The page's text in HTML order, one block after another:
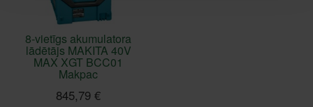
8-vietīgs akumulatora
lādētājs MAKITA 40V
MAX XGT BCC01
Makpac
845,79 €